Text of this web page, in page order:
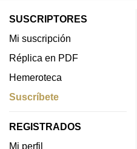
SUSCRIPTORES
Mi suscripción
Réplica en PDF
Hemeroteca
Suscríbete
REGISTRADOS
Mi perfil